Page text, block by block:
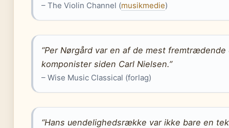
– The Violin Channel (musikmedie)
“Per Nørgård var en af de mest fremtrædende
komponister siden Carl Nielsen.”
– Wise Music Classical (forlag)
“Hans uendelighedsrække var ikke bare en